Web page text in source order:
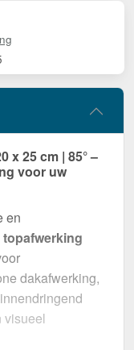
x 25 cm | 85° –
voor uw
en
topafwerking
dakafwerking,
visueel